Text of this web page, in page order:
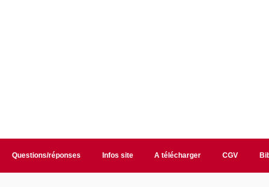
Questions/réponses Infos site A télécharger CGV